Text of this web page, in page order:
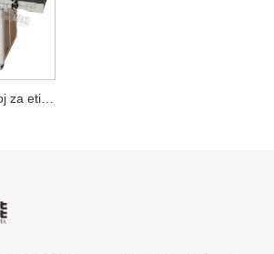
Avtomatski stroj za etiketiranje na strani napajanja